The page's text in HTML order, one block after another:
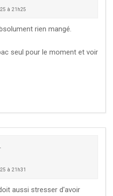
à 21h25
rien mangé.
seul pour le moment et voir
à 21h31
aussi stresser d'avoir